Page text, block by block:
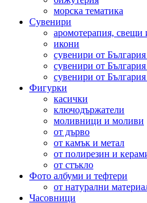
морска тематика
Сувенири
аромотерапия,
икони
сувенири от България
сувенири от
сувенири от
Фигурки
касички
ключодържатели
моливници и моливи
от дърво
от камък и метал
от полирезин и
от стъкло
Фото албуми и тефтери
от натурални
Часовници